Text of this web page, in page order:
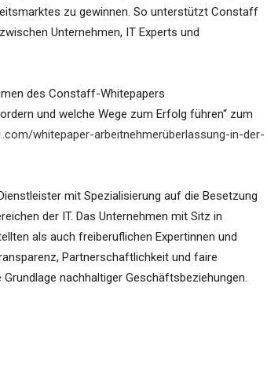
zu gewinnen. So unterstützt Constaff
Unternehmen, IT Experts und
des Constaff-Whitepapers
und welche Wege zum Erfolg führen“ zum
whitepaper-arbeitnehmerüberlassung-in-der-
mit Spezialisierung auf die Besetzung
der IT. Das Unternehmen mit Sitz in
als auch freiberuflichen Expertinnen und
Partnerschaftlichkeit und faire
nachhaltiger Geschäftsbeziehungen.